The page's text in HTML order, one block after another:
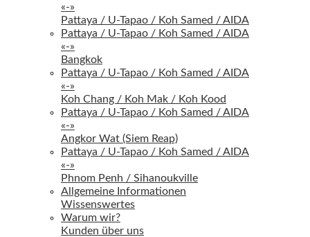
«-»
Pattaya / U-Tapao / Koh Samed / AIDA
Pattaya / U-Tapao / Koh Samed / AIDA
«-»
Bangkok
Pattaya / U-Tapao / Koh Samed / AIDA
«-»
Koh Chang / Koh Mak / Koh Kood
Pattaya / U-Tapao / Koh Samed / AIDA
«-»
Angkor Wat (Siem Reap)
Pattaya / U-Tapao / Koh Samed / AIDA
«-»
Phnom Penh / Sihanoukville
Allgemeine Informationen
Wissenswertes
Warum wir?
Kunden über uns